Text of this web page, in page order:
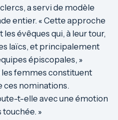
a servi de modèle
entier. « Cette approche
évêques qui, à leur tour,
laïcs, et principalement
épiscopales, »
les femmes constituent
ces nominations.
t-elle avec une émotion
touchée. »